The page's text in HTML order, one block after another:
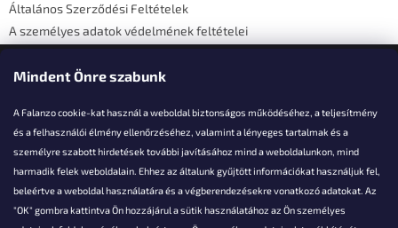
Mindent Önre szabunk
A Falanzo cookie-kat használ a weboldal biztonságos működéséhez, a teljesítmény
és a felhasználói élmény ellenőrzéséhez, valamint a lényeges tartalmak és a
személyre szabott hirdetések további javításához mind a weboldalunkon, mind
harmadik felek weboldalain. Ehhez az általunk gyűjtött információkat használjuk fel,
beleértve a weboldal használatára és a végberendezésekre vonatkozó adatokat. Az
"OK" gombra kattintva Ön hozzájárul a sütik használatához az Ön személyes
Általános Szerződési Feltételek
A személyes adatok védelmének feltételei
Elérhetőségi adatok
Akarsz kérdezni valamit?
info@falanzo.hu